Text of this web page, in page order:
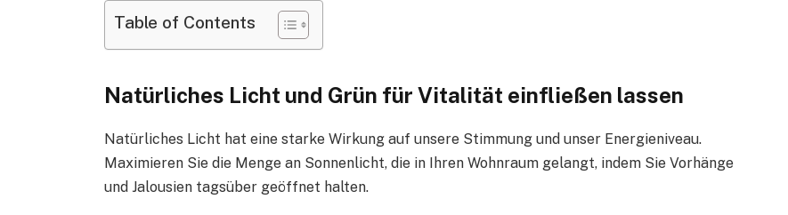
Table of Contents
Natürliches Licht und Grün für Vitalität einfließen lassen
Natürliches Licht hat eine starke Wirkung auf unsere Stimmung und unser Energieniveau.
Maximieren Sie die Menge an Sonnenlicht, die in Ihren Wohnraum gelangt, indem Sie Vorhänge
und Jalousien tagsüber geöffnet halten.